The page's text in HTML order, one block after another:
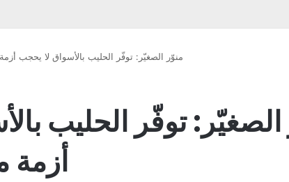
منوّر الصغيّر: توفّر الحليب بالأسواق لا يحجب
الصغيّر: توفّر الحليب
أزمة